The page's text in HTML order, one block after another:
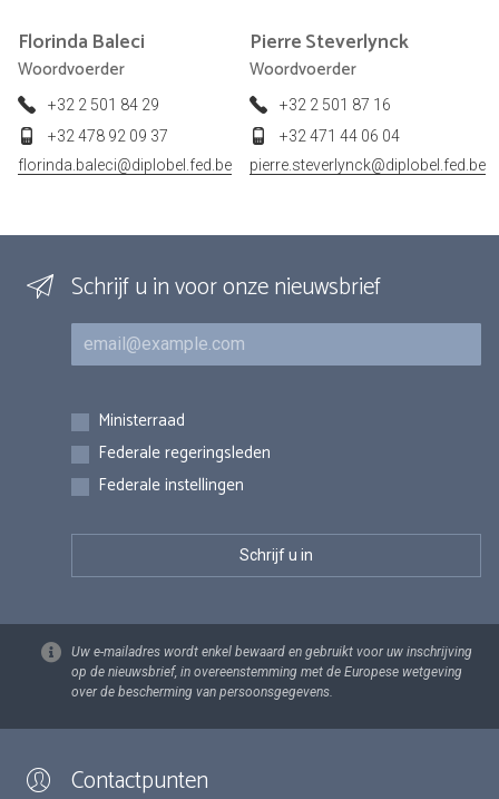
Florinda Baleci
Woordvoerder
+32 2 501 84 29
+32 478 92 09 37
florinda.baleci@diplobel.fed.be
PierreSteverlynck
Woordvoerder
+32 2 501 87 16
+32 471 44 06 04
pierre.steverlynck@diplobel.fed.be
Schrijf u in voor onze nieuwsbrief
E-mail
Inschrijvingen
Ministerraad
Federale regeringsleden
Federale instellingen
Uw e-mailadres wordt enkel bewaard en gebruikt voor uw inschrijving
op de nieuwsbrief, in overeenstemming met de Europese wetgeving
over de bescherming van persoonsgegevens.
Contactpunten